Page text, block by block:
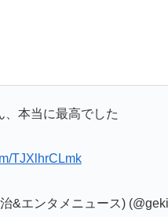
、本当に最高でした
TJXlhrCLmk
&エンタメニュース)